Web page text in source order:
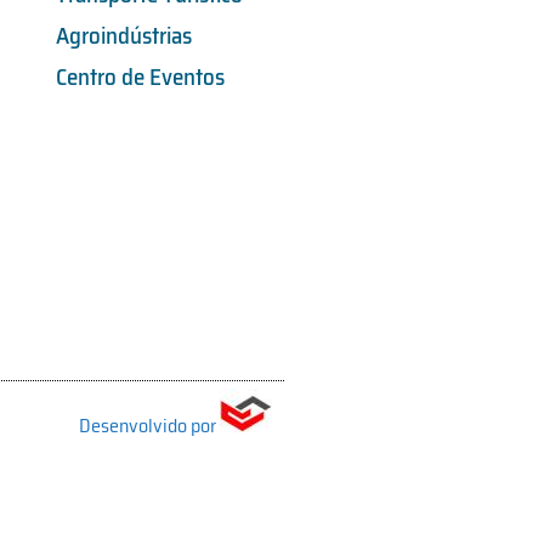
Agroindústrias
Centro de Eventos
Desenvolvido por